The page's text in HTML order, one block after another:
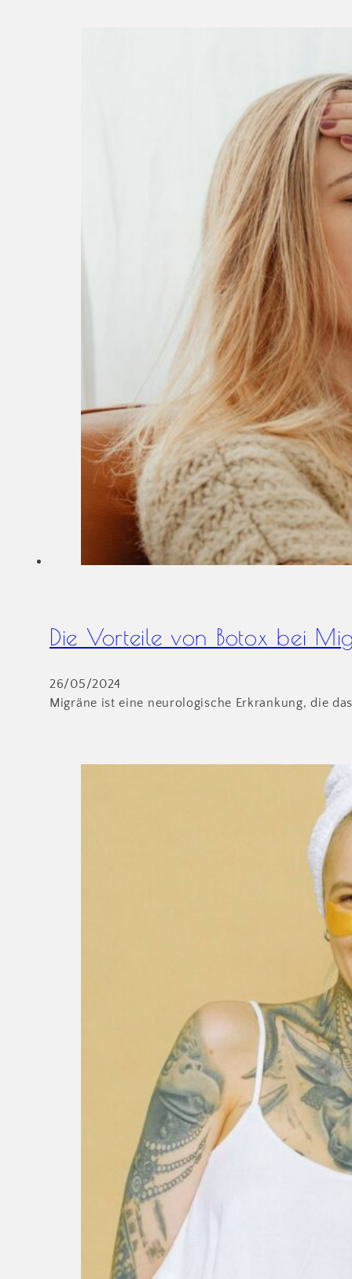
Die Vorteile von Botox bei
26/05/2024
Migräne ist eine neurologische Erkrankung, die